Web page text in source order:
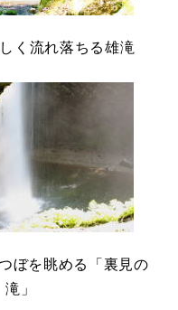
く流れ落ちる雄滝
ぼを眺める「裏見の
滝」